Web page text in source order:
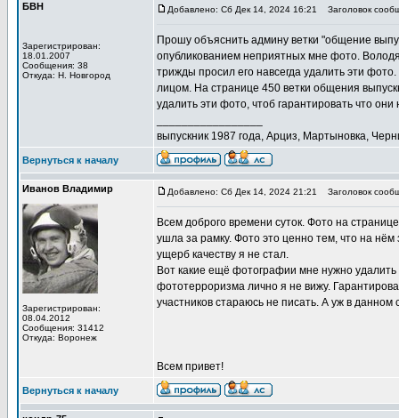
БВН
Зарегистрирован:
18.01.2007
Сообщения: 38
Откуда: Н. Новгород
Добавлено: Сб Дек 14, 2024 16:21 Заголовок
Прошу объяснить админу ветки "общение
опубликованием неприятных мне фото.
трижды просил его навсегда удалить эти
лицом. На странице 450 ветки общения
удалить эти фото, чтоб гарантировать что они
выпускник 1987 года, Арциз, Мартыновка,
Вернуться к началу
Иванов Владимир
Зарегистрирован:
08.04.2012
Сообщения: 31412
Откуда: Воронеж
Добавлено: Сб Дек 14, 2024 21:21 Заголовок
Всем доброго времени суток. Фото на
ушла за рамку. Фото это ценно тем, что на
ущерб качеству я не стал.
Вот какие ещё фотографии мне нужно
фототерроризма лично я не вижу.
участников стараюсь не писать. А уж в данном
Всем привет!
Вернуться к началу